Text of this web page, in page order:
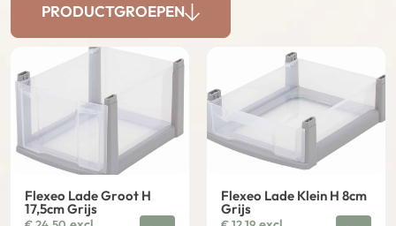
PRODUCTGROEPEN
Flexeo Lade Groot H
17,5cm Grijs
Flexeo Lade Klein H 8cm
Grijs